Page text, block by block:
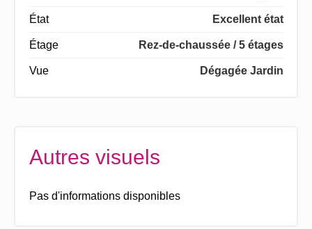
État Excellent état
Étage Rez-de-chaussée / 5 étages
Vue Dégagée Jardin
Autres visuels
Pas d'informations disponibles